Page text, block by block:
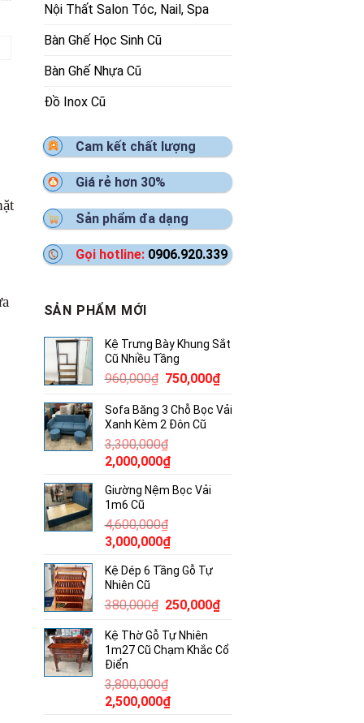
Nội Thất Salon Tóc, Nail, Spa
Bàn Ghế Học Sinh Cũ
Bàn Ghế Nhựa Cũ
Đồ Inox Cũ
Cam kết chất lượng
Giá rẻ hơn 30%
Sản phẩm đa dạng
Gọi hotline: 0906.920.339
SẢN PHẨM MỚI
Kệ Trưng Bày Khung Sắt
Cũ Nhiều Tầng
960,000₫ Giá
là:
960,000₫.
750,000₫Giá
tại
Sofa Băng 3 Chỗ Bọc Vải
Xanh Kèm 2 Đôn Cũ
3,300,000₫
Giá
là:
3,300,000₫.
2,000,000₫Giá
tại
Giường Nệm Bọc Vải
1m6 Cũ
4,600,000₫
Giá
là:
4,600,000₫.
3,000,000₫Giá
tại
3,000,000₫.
Kệ Dép 6 Tầng Gỗ Tự
Nhiên Cũ
380,000₫ Giá
là:
380,000₫.
250,000₫Giá
là:
Kệ Thờ Gỗ Tự Nhiên
1m27 Cũ Chạm Khắc Cổ
Điển
3,800,000₫
Giá
2,500,000₫Giá